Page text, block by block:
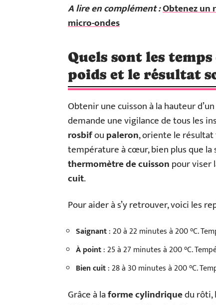
A lire en complément :Obtenez un
micro-ondes
Quels sont les
poids et le résultat
Obtenir une cuisson à la hauteur d’un
demande une vigilance de tous les
rosbifoupaleron, oriente le
température à cœur, bien plus que la
thermomètre de cuissonpour viser
cuit.
Pour aider à s’y retrouver, voici les
Saignant: 20 à 22 minutes à 200 °C.
À point: 25 à 27 minutes à 200 °C.
Bien cuit: 28 à 30 minutes à 200 °C.
Grâce à laforme cylindriquedu rôti,